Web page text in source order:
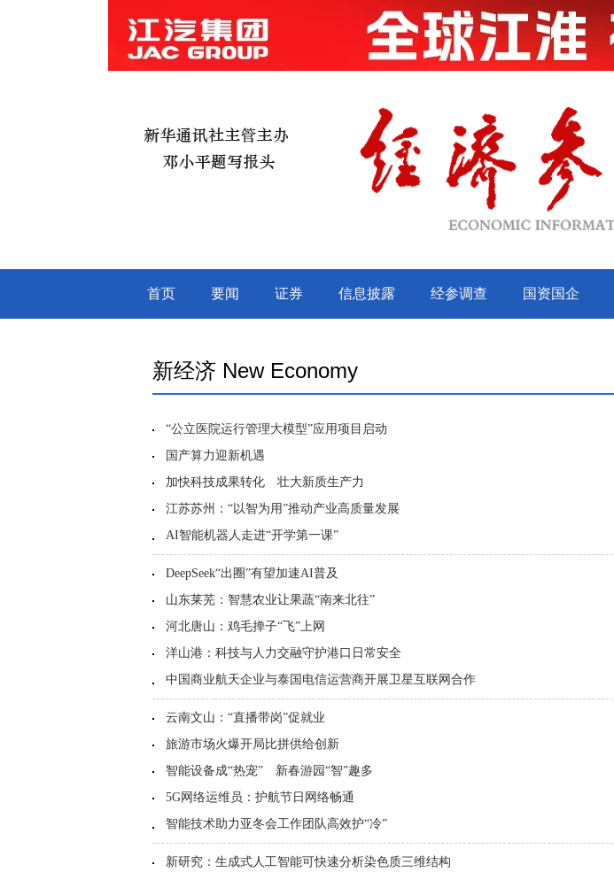
新经济 New Economy
“公立医院运行管理大模型”应用项目启动
国产算力迎新机遇
加快科技成果转化 壮大新质生产力
江苏苏州：“以智为用”推动产业高质量发展
AI智能机器人走进“开学第一课”
DeepSeek“出圈”有望加速AI普及
山东莱芜：智慧农业让果蔬“南来北往”
河北唐山：鸡毛掸子“飞”上网
洋山港：科技与人力交融守护港口日常安全
中国商业航天企业与泰国电信运营商开展卫星互联网合作
云南文山：“直播带岗”促就业
旅游市场火爆开局比拼供给创新
智能设备成“热宠” 新春游园“智”趣多
5G网络运维员：护航节日网络畅通
智能技术助力亚冬会工作团队高效护“冷”
新研究：生成式人工智能可快速分析染色质三维结构